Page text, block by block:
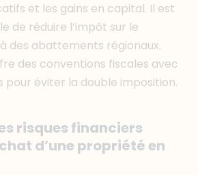
et les gains en capital. Il est
de réduire l’impôt sur le
des abattements régionaux.
des conventions fiscales avec
pour éviter la double imposition.
risques financiers
d’une propriété en